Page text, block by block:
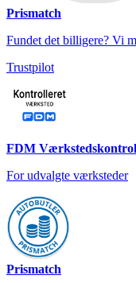
Prismatch
Fundet det billigere? Vi
Trustpilot
FDM Værkstedskontrol
For udvalgte værksteder
Prismatch